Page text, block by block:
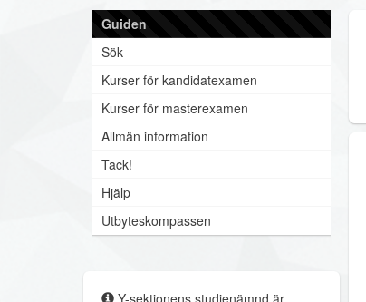
Guiden
Sök
Kurser för kandidatexamen
Kurser för masterexamen
Allmän information
Tack!
Hjälp
Utbyteskompassen
Y-sektionens studienämnd är